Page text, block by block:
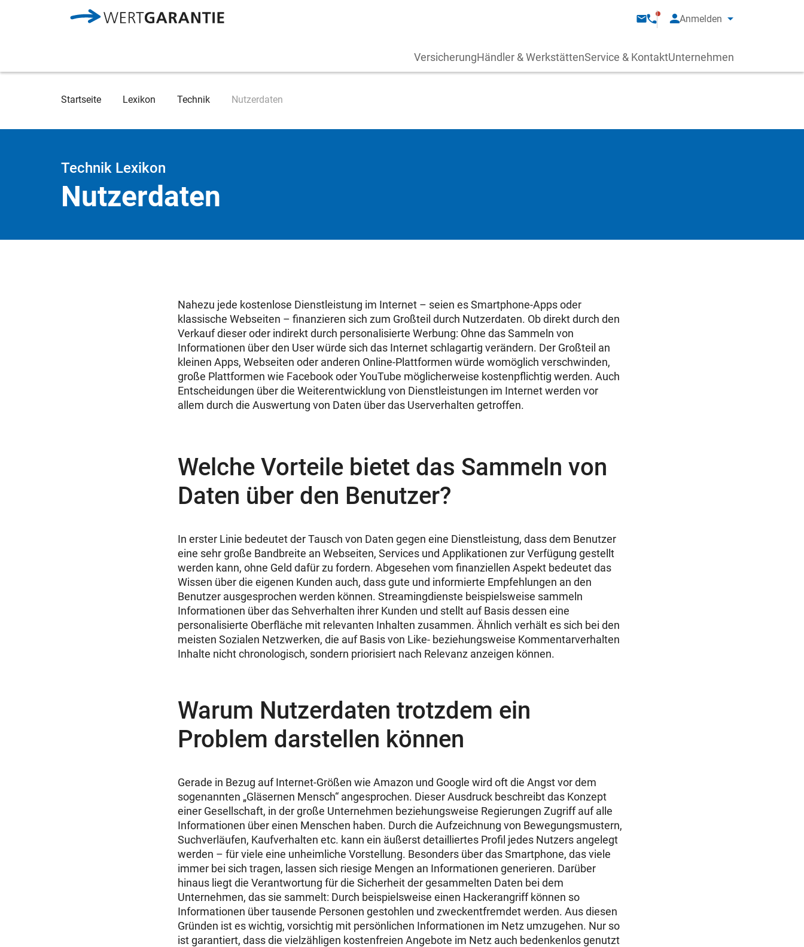
Anmelden
VersicherungHändler & WerkstättenService & KontaktUnternehmen
Breadcrumb
Startseite Lexikon Technik Nutzerdaten
Technik Lexikon
Nutzerdaten
Nahezu jede kostenlose Dienstleistung im Internet – seien es Smartphone-Apps oder
klassische Webseiten – finanzieren sich zum Großteil durch Nutzerdaten. Ob direkt durch den
Verkauf dieser oder indirekt durch personalisierte Werbung: Ohne das Sammeln von
Informationen über den User würde sich das Internet schlagartig verändern. Der Großteil an
kleinen Apps, Webseiten oder anderen Online-Plattformen würde womöglich verschwinden,
große Plattformen wie Facebook oder YouTube möglicherweise kostenpflichtig werden. Auch
Entscheidungen über die Weiterentwicklung von Dienstleistungen im Internet werden vor
allem durch die Auswertung von Daten über das Userverhalten getroffen.
Welche Vorteile bietet das Sammeln von
Daten über den Benutzer?
In erster Linie bedeutet der Tausch von Daten gegen eine Dienstleistung, dass dem Benutzer
eine sehr große Bandbreite an Webseiten, Services und Applikationen zur Verfügung gestellt
werden kann, ohne Geld dafür zu fordern. Abgesehen vom finanziellen Aspekt bedeutet das
Wissen über die eigenen Kunden auch, dass gute und informierte Empfehlungen an den
Benutzer ausgesprochen werden können. Streamingdienste beispielsweise sammeln
Informationen über das Sehverhalten ihrer Kunden und stellt auf Basis dessen eine
personalisierte Oberfläche mit relevanten Inhalten zusammen. Ähnlich verhält es sich bei den
meisten Sozialen Netzwerken, die auf Basis von Like- beziehungsweise Kommentarverhalten
Inhalte nicht chronologisch, sondern priorisiert nach Relevanz anzeigen können.
Warum Nutzerdaten trotzdem ein
Problem darstellen können
Gerade in Bezug auf Internet-Größen wie Amazon und Google wird oft die Angst vor dem
sogenannten „Gläsernen Mensch“ angesprochen. Dieser Ausdruck beschreibt das Konzept
einer Gesellschaft, in der große Unternehmen beziehungsweise Regierungen Zugriff auf alle
Informationen über einen Menschen haben. Durch die Aufzeichnung von Bewegungsmustern,
Suchverläufen, Kaufverhalten etc. kann ein äußerst detailliertes Profil jedes Nutzers angelegt
werden – für viele eine unheimliche Vorstellung. Besonders über das Smartphone, das viele
immer bei sich tragen, lassen sich riesige Mengen an Informationen generieren. Darüber
hinaus liegt die Verantwortung für die Sicherheit der gesammelten Daten bei dem
Unternehmen, das sie sammelt: Durch beispielsweise einen Hackerangriff können so
Informationen über tausende Personen gestohlen und zweckentfremdet werden. Aus diesen
Gründen ist es wichtig, vorsichtig mit persönlichen Informationen im Netz umzugehen. Nur so
ist garantiert, dass die vielzähligen kostenfreien Angebote im Netz auch bedenkenlos genutzt